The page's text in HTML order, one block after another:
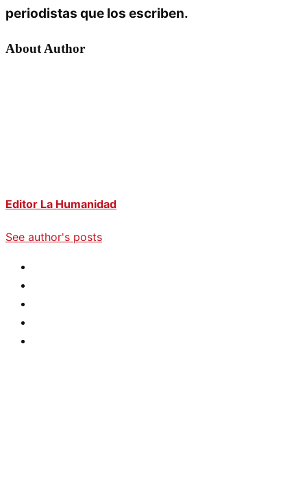
periodistas que los escriben.
About Author
Editor La Humanidad
See author's posts